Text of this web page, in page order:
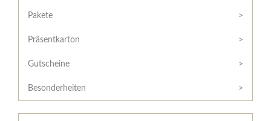
/
Widerrufsformular
AGB
Meine
Pakete
Präsentkarton
Gutscheine
Besonderheiten